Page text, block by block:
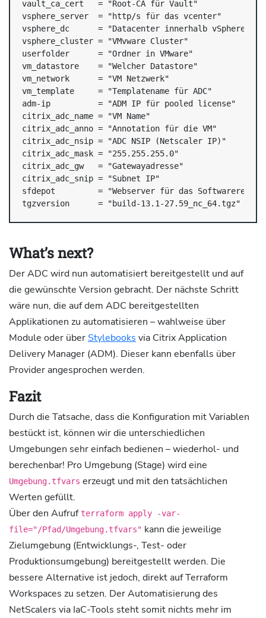
vault_ca_cert   = "Root-CA für Vault"
vsphere_server  = "http/s für das vcenter"
vsphere_dc      = "Datacenter innerhalb vSphere"
vsphere_cluster = "VMvware Cluster"
userfolder      = "Ordner in VMware"
vm_datastore    = "Welcher Datastore"
vm_network      = "VM Netzwerk"
vm_template     = "Templatename für ADC"
adm-ip          = "ADM IP für pooled license"
citrix_adc_name = "VM Name"
citrix_adc_anno = "Annotation für die VM"
citrix_adc_nsip = "ADC NSIP (Netscaler IP)"
citrix_adc_mask = "255.255.255.0"
citrix_adc_gw   = "Gatewayadresse"
citrix_adc_snip = "Subnet IP"
sfdepot         = "Webserver für das Softwarerepo"
tgzversion      = "build-13.1-27.59_nc_64.tgz"
What’s next?
Der ADC wird nun automatisiert bereitgestellt und auf
die gewünschte Version gebracht. Der nächste Schritt
wäre nun, die auf dem ADC bereitgestellten
Applikationen zu automatisieren – wahlweise über
Module oder über Stylebooks via Citrix Application
Delivery Manager (ADM). Dieser kann ebenfalls über
Provider angesprochen werden.
Fazit
Durch die Tatsache, dass die Konfiguration mit Variablen
bestückt ist, können wir die unterschiedlichen
Umgebungen sehr einfach bedienen – wiederhol- und
berechenbar! Pro Umgebung (Stage) wird eine
Umgebung.tfvars erzeugt und mit den tatsächlichen
Werten gefüllt.
Über den Aufruf terraform apply -var-
file="/Pfad/Umgebung.tfvars" kann die jeweilige
Zielumgebung (Entwicklungs-, Test- oder
Produktionsumgebung) bereitgestellt werden. Die
bessere Alternative ist jedoch, direkt auf Terraform
Workspaces zu setzen. Der Automatisierung des
NetScalers via IaC-Tools steht somit nichts mehr im